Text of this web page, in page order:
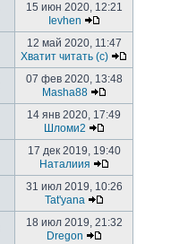
15 июн 2020, 12:21
Ievhen
12 май 2020, 11:47
Хватит читать (с)
07 фев 2020, 13:48
Masha88
14 янв 2020, 17:49
Шломи2
17 дек 2019, 19:40
Наталиия
31 июл 2019, 10:26
Tat'yana
18 июл 2019, 21:32
Dregon